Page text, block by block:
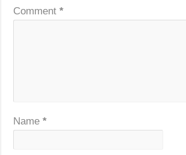
Comment*
Name*